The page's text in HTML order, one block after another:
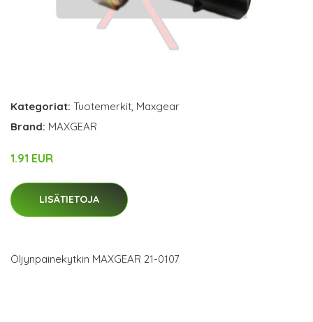
Kategoriat: Tuotemerkit, Maxgear
Brand: MAXGEAR
1.91 EUR
LISÄTIETOJA
Öljynpainekytkin MAXGEAR 21-0107